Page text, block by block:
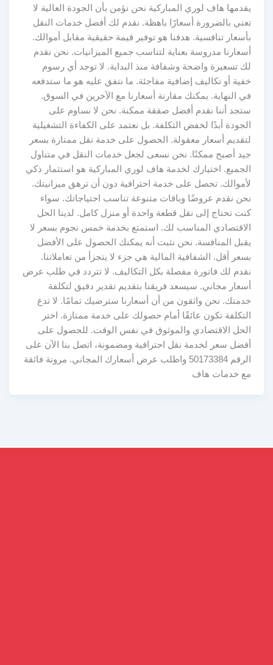
يقدمها هاف لوري المباركية نحن نؤمن بأن الجودة العالية لا
تعني بالضرورة أسعارًا باهظة. نقدم لك أفضل خدمات النقل
بأسعار تنافسية. هدفنا هو توفير قيمة حقيقية مقابل أموالك.
أسعارنا مدروسة بعناية لتناسب جميع الميزانيات. نحن نقدم
لك تسعيرة واضحة وشفافة منذ البداية. لا توجد أي رسوم
خفية أو تكاليف إضافية مفاجئة. ما نتفق عليه هو ما ستدفعه
في النهاية. يمكنك مقارنة أسعارنا مع الآخرين في السوق.
ستجد أننا نقدم أفضل صفقة ممكنة. نحن لا نساوم على
الجودة أبدًا لخفض التكلفة. بل نعتمد على الكفاءة التشغيلية
لتقديم أسعار معقولة. الحصول على خدمة نقل ممتازة بسعر
جيد أصبح ممكنًا. نحن نسعى لجعل خدمات النقل في متناول
الجميع. اختيارك لخدمة هاف لوري المباركية هو استثمار ذكي
لأموالك. تحصل على خدمة احترافية دون أن ترهق ميزانيتك.
نحن نقدم عروضًا وباقات متنوعة تناسب احتياجاتك. سواء
كنت تحتاج إلى نقل قطعة واحدة أو منزل كامل. لدينا الحل
الاقتصادي المناسب لك. استمتع بخدمة خمس نجوم بسعر لا
يقبل المنافسة. نحن نثبت أنه يمكنك الحصول على الأفضل
بسعر أقل. الشفافية المالية هي جزء لا يتجزأ من تعاملاتنا.
نقدم لك فاتورة مفصلة بكل التكاليف. لا تتردد في طلب عرض
أسعار مجاني. سيسعد فريقنا بتقديم تقدير دقيق لتكلفة
خدمتك. نحن واثقون من أن أسعارنا سترضيك تمامًا. لا تدع
التكلفة تكون عائقًا أمام حصولك على خدمة ممتازة. اختر
الحل الاقتصادي والموثوق في نفس الوقت. للحصول على
أفضل سعر لخدمة نقل احترافية ومضمونة، اتصل بنا الآن على
الرقم 50173384 واطلب عرض أسعارك المجاني. مرونة فائقة
مع خدمات هاف